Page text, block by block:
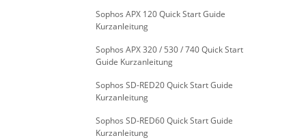
Sophos APX 120 Quick Start Guide
Kurzanleitung
Sophos APX 320 / 530 / 740 Quick Start
Guide Kurzanleitung
Sophos SD-RED20 Quick Start Guide
Kurzanleitung
Sophos SD-RED60 Quick Start Guide
Kurzanleitung